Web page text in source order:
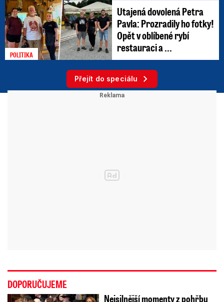
POLITIKA
Utajená dovolená Petra
Pavla: Prozradily ho fotky!
Opět v oblíbené rybí
restauraci a ...
Přejít do speciálu
DOPORUČUJEME
Nejsilnější momenty z pohřbu